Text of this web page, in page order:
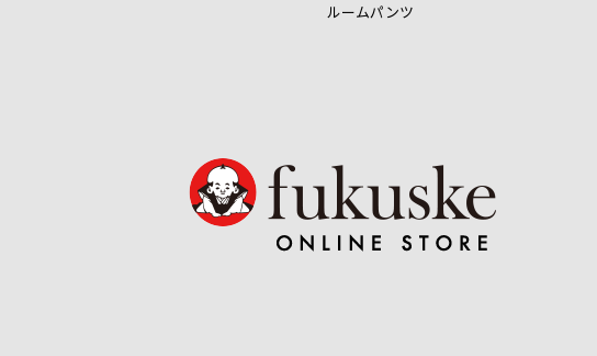
ルームパンツ